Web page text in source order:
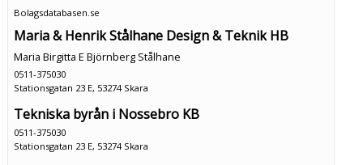
Bolagsdatabasen.se
Maria & Henrik Stålhane Design & Teknik HB
Maria Birgitta E Björnberg Stålhane
0511-375030
Stationsgatan 23 E, 53274 Skara
Tekniska byrån i Nossebro KB
0511-375030
Stationsgatan 23 E, 53274 Skara